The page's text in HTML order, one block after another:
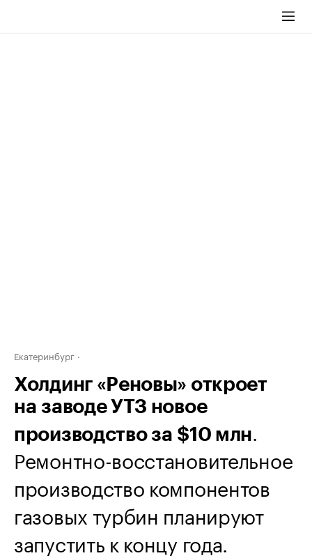
Екатеринбург
Холдинг «Реновы» откроет
на заводе УТЗ новое
производство за $10 млн.
Ремонтно-восстановительное
производство компонентов
газовых турбин планируют
запустить к концу года.